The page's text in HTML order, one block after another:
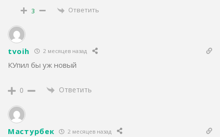
3 Ответить
tvoih 2 месяцев назад
КУпил бы уж новый
0 Ответить
Мастурбек 2 месяцев назад